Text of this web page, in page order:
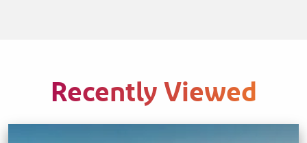
Recently Viewed